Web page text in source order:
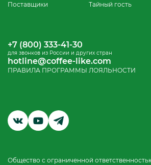
Поставщики
Тайный гость
+7 (800) 333-41-30
для звонков из России и других стран
hotline@coffee-like.com
ПРАВИЛА ПРОГРАММЫ ЛОЯЛЬНОСТИ
Общество с ограниченной